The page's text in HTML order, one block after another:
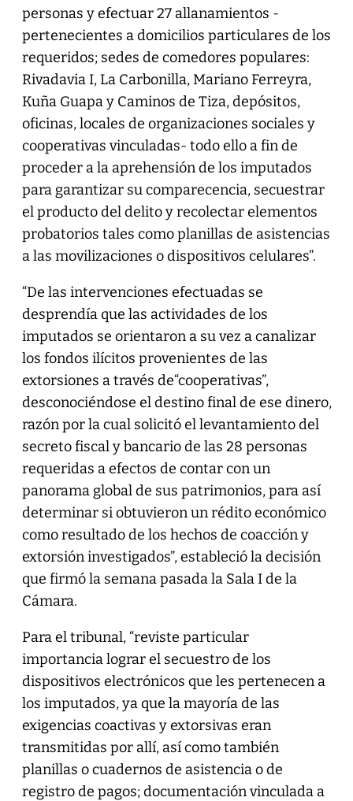
personas y efectuar 27 allanamientos -
pertenecientes a domicilios particulares de los
requeridos; sedes de comedores populares:
Rivadavia I, La Carbonilla, Mariano Ferreyra,
Kuña Guapa y Caminos de Tiza, depósitos,
oficinas, locales de organizaciones sociales y
cooperativas vinculadas- todo ello a fin de
proceder a la aprehensión de los imputados
para garantizar su comparecencia, secuestrar
el producto del delito y recolectar elementos
probatorios tales como planillas de asistencias
a las movilizaciones o dispositivos celulares”.
“De las intervenciones efectuadas se
desprendía que las actividades de los
imputados se orientaron a su vez a canalizar
los fondos ilícitos provenientes de las
extorsiones a través de“cooperativas”,
desconociéndose el destino final de ese dinero,
razón por la cual solicitó el levantamiento del
secreto fiscal y bancario de las 28 personas
requeridas a efectos de contar con un
panorama global de sus patrimonios, para así
determinar si obtuvieron un rédito económico
como resultado de los hechos de coacción y
extorsión investigados”, estableció la decisión
que firmó la semana pasada la Sala I de la
Cámara.
Para el tribunal, “reviste particular
importancia lograr el secuestro de los
dispositivos electrónicos que les pertenecen a
los imputados, ya que la mayoría de las
exigencias coactivas y extorsivas eran
transmitidas por allí, así como también
planillas o cuadernos de asistencia o de
registro de pagos; documentación vinculada a